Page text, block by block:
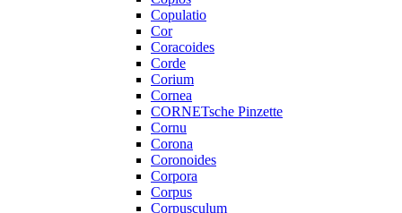
Copulatio
Cor
Coracoides
Corde
Corium
Cornea
CORNETsche Pinzette
Cornu
Corona
Coronoides
Corpora
Corpus
Corpusculum